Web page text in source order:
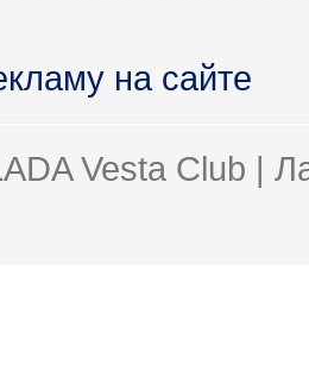
на сайте
Vesta Club |